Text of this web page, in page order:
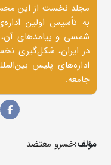
مجلد نخست از این
شمسی و پیامدهای آن،
در ایران، شکل‌گیری
اداره‌های پلیس
جامعه.
مؤلف:خسرو معتضد